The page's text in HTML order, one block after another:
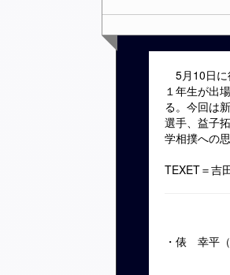
5月10日に
１年生が出
る。今回は
選手、益子
学相撲への
TEXET＝吉
・俵 幸平